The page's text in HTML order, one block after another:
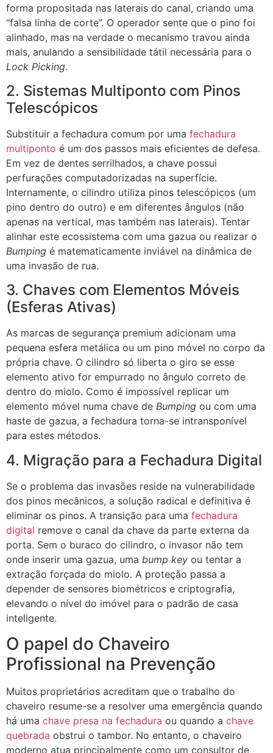
forma propositada nas laterais do canal, criando uma
“falsa linha de corte”. O operador sente que o pino foi
alinhado, mas na verdade o mecanismo travou ainda
mais, anulando a sensibilidade tátil necessária para o
Lock Picking.
2. Sistemas Multiponto com Pinos
Telescópicos
Substituir a fechadura comum por uma fechadura
multiponto é um dos passos mais eficientes de defesa.
Em vez de dentes serrilhados, a chave possui
perfurações computadorizadas na superfície.
Internamente, o cilindro utiliza pinos telescópicos (um
pino dentro do outro) e em diferentes ângulos (não
apenas na vertical, mas também nas laterais). Tentar
alinhar este ecossistema com uma gazua ou realizar o
Bumping é matematicamente inviável na dinâmica de
uma invasão de rua.
3. Chaves com Elementos Móveis
(Esferas Ativas)
As marcas de segurança premium adicionam uma
pequena esfera metálica ou um pino móvel no corpo da
própria chave. O cilindro só liberta o giro se esse
elemento ativo for empurrado no ângulo correto de
dentro do miolo. Como é impossível replicar um
elemento móvel numa chave de Bumping ou com uma
haste de gazua, a fechadura torna-se intransponível
para estes métodos.
4. Migração para a Fechadura Digital
Se o problema das invasões reside na vulnerabilidade
dos pinos mecânicos, a solução radical e definitiva é
eliminar os pinos. A transição para uma fechadura
digital remove o canal da chave da parte externa da
porta. Sem o buraco do cilindro, o invasor não tem
onde inserir uma gazua, uma bump key ou tentar a
extração forçada do miolo. A proteção passa a
depender de sensores biométricos e criptografia,
elevando o nível do imóvel para o padrão de casa
inteligente.
O papel do Chaveiro
Profissional na Prevenção
Muitos proprietários acreditam que o trabalho do
chaveiro resume-se a resolver uma emergência quando
há uma chave presa na fechadura ou quando a chave
quebrada obstrui o tambor. No entanto, o chaveiro
moderno atua principalmente como um consultor de